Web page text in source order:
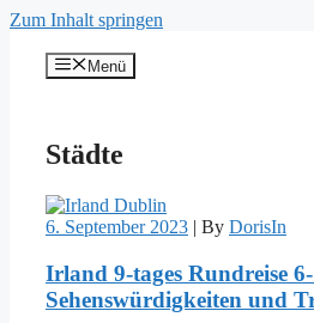
Zum Inhalt springen
Menü
Städte
6. September 2023 | By DorisIn
Irland 9-tages Rundreise
Sehenswürdigkeiten und